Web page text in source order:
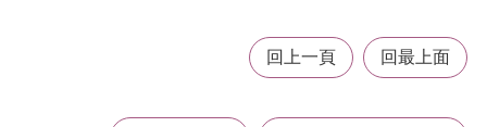
回上一頁 回最上面